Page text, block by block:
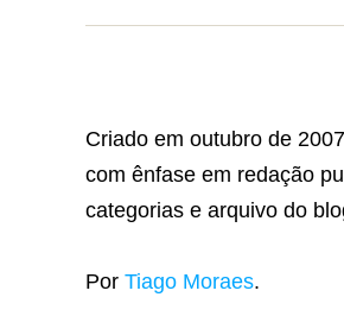
Criado em outubro de
com ênfase em redação
categorias e arquivo do
Por Tiago Moraes.